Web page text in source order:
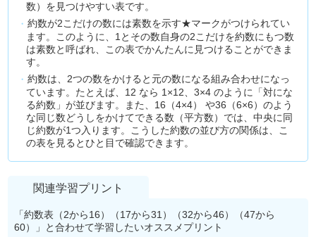
数）を見つけやすい表です。
約数が2こだけの数には素数を示す★マークがつけられてい
ます。このように、1とその数自身の2こだけを約数にもつ数
は素数と呼ばれ、この表でかんたんに見つけることができま
す。
約数は、2つの数をかけると元の数になる組み合わせになっ
ています。たとえば、12 なら 1×12、3×4 のように「対にな
る約数」が並びます。また、16（4×4） や36（6×6）のよう
な同じ数どうしをかけてできる数（平方数）では、中央に同
じ約数が1つ入ります。こうした約数の並び方の関係は、こ
の表を見るとひと目で確認できます。
関連学習プリント
「約数表（2から16）（17から31）（32から46）（47から
60）」と合わせて学習したいオススメプリント